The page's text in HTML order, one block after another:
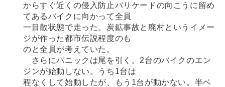
からすぐ近くの侵入防止バリケードの向こうに留め
てあるバイクに向かって全員
一目散状態で走った。炭鉱事故と廃村というイメー
ジが作った都市伝説程度のも
のと全員が考えていた。
さらにパニックは尾を引く。2台のバイクのエン
ジンが始動しない。うち1台は
程なくして始動したが、もう1台が動かない。半ベ